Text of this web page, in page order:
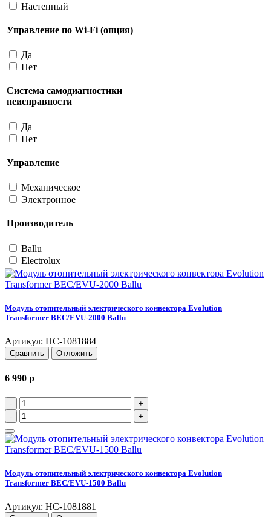
Настенный
Управление по Wi-Fi (опция)
Да
Нет
Система самодиагностики
неисправности
Да
Нет
Управление
Механическое
Электронное
Производитель
Ballu
Electrolux
Модуль отопительный электрического конвектора Evolution
Transformer BEC/EVU-2000 Ballu
Артикул: НС-1081884
Сравнить Отложить
6 990 p
-
+
-
+
Модуль отопительный электрического конвектора Evolution
Transformer BEC/EVU-1500 Ballu
Артикул: НС-1081881